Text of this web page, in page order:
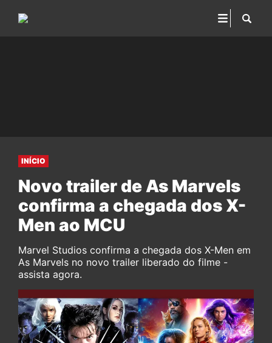
INÍCIO
Novo trailer de As Marvels
confirma a chegada dos X-
Men ao MCU
Marvel Studios confirma a chegada dos X-Men em
As Marvels no novo trailer liberado do filme -
assista agora.